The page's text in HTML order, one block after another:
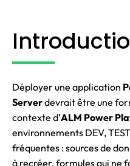
Déployer une application
Serverdevrait être une
contexte d’ALM Power
environnements DEV,
fréquentes : sources de
à recréer, formules qui ne